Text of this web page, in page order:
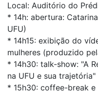
Local: Auditório do
* 14h: abertura:
UFU)
* 14h15: exibição do
mulheres (produzido
* 14h30: talk-show: "A
na UFU e sua trajetória"
* 15h30: coffee-break e